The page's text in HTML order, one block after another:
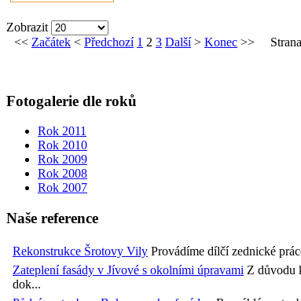
Zobrazit
<< Začátek < Předchozí 1 2 3 Další> Konec >>
Fotogalerie dle roků
Rok 2011
Rok 2010
Rok 2009
Rok 2008
Rok 2007
Naše reference
Rekonstrukce Šrotovy Vily Provádíme dílčí zednické
Zateplení fasády v Jívové s okolními úpravami Z důvodu
dok...